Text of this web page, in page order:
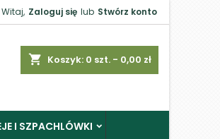
Witaj, Zaloguj się lub Stwórz konto
shopping_cart Koszyk: 0 szt. - 0,00 zł
I SZPACHLÓWKI